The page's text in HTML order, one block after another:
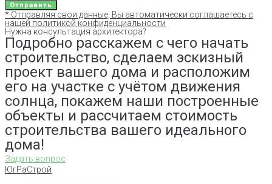
Отправить
* Отправляя свои данные, Вы автоматически соглашаетесь с
нашей политикой конфиденциальности
Нужна консультация архитектора?
Подробно расскажем с чего начать
строительство, сделаем эскизный
проект вашего дома и расположим
его на участке с учётом движения
солнца, покажем наши построенные
объекты и рассчитаем стоимость
строительства вашего идеального
дома!
Задать вопрос
ЮгРаСтрой